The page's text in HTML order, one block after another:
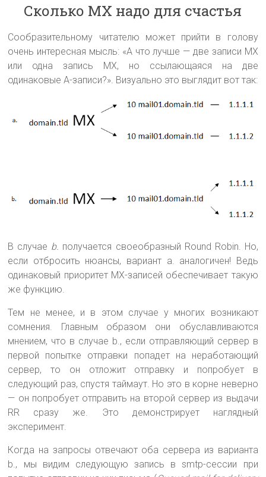
Сколько MX надо для счастья
Сообразительному читателю может прийти в голову
очень интересная мысль: «А что лучше — две записи MX
или одна запись MX, но ссылающаяся на две
одинаковые A-записи?». Визуально это выглядит вот так:
В случае b. получается своеобразный Round Robin. Но,
если отбросить нюансы, вариант a. аналогичен! Ведь
одинаковый приоритет MX-записей обеспечивает такую
же функцию.
Тем не менее, и в этом случае у многих возникают
сомнения. Главным образом они обуславливаются
мнением, что в случае b., если отправляющий сервер в
первой попытке отправки попадет на неработающий
сервер, то он отложит отправку и попробует в
следующий раз, спустя таймаут. Но это в корне неверно
— он попробует отправить на второй сервер из выдачи
RR сразу же. Это демонстрирует наглядный
эксперимент.
Когда на запросы отвечают оба сервера из варианта
b., мы видим следующую запись в smtp-сессии при